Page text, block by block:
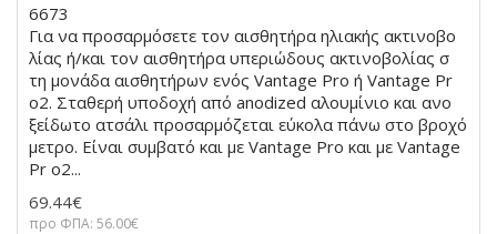
6673
Για να προσαρμόσετε τον αισθητήρα ηλιακής ακτινοβο
λίας ή/και τον αισθητήρα υπεριώδους ακτινοβολίας σ
τη μονάδα αισθητήρων ενός Vantage Pro ή Vantage Pr
o2. Σταθερή υποδοχή από anodized αλουμίνιο και ανο
ξείδωτο ατσάλι προσαρμόζεται εύκολα πάνω στο βροχό
μετρο. Είναι συμβατό και με Vantage Pro και με Vantage
Pr o2...
69.44€
προ ΦΠΑ: 56.00€